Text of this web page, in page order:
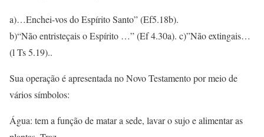
a)…Enchei-vos do Espírito Santo” (Ef5.18b).
b)“Não entristeçais o Espírito …” (Ef 4.30a). c)”Não extingais…
(l Ts 5.19)..
Sua operação é apresentada no Novo Testamento por meio de
vários símbolos:
Água: tem a função de matar a sede, lavar o sujo e alimentar as